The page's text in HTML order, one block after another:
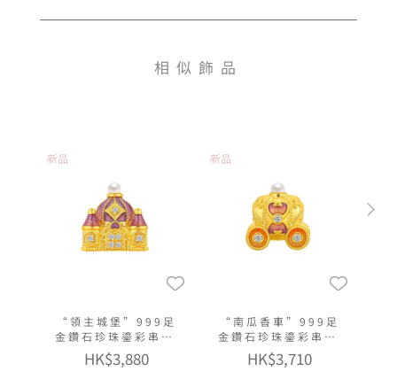
相似飾品
新品
“領主城堡”999足
金鑽石珍珠鎏彩串飾
連手繩
HK$3,880
新品
“南瓜香車”999足
金鑽石珍珠鎏彩串飾
連手繩
HK$3,710